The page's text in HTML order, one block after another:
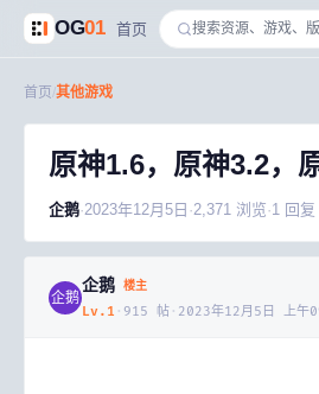
OG01 首页
首页 其他游戏
原神1.6，原神3.2，
企鹅·2023年12月5日 ·2,371 浏览·1 回复
企鹅
企鹅 楼主
Lv. 1 · 915 帖 · 2023年12月5日 上午